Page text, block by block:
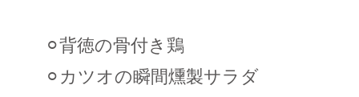
⚪︎背徳の骨付き鶏
⚪︎カツオの瞬間燻製サラダ